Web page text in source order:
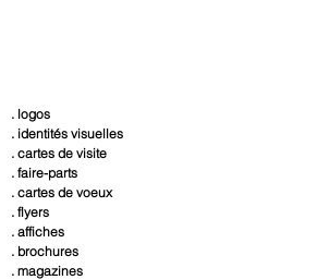
. logos
. identités visuelles
. cartes de visite
. faire-parts
. cartes de voeux
. flyers
. affiches
. brochures
. magazines